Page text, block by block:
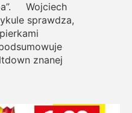
Wojciech
sprawdza,
znanej